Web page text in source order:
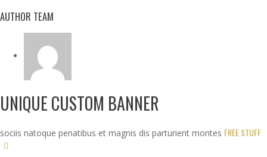
AUTHOR TEAM
UNIQUE CUSTOM BANNER
sociis natoque penatibus et magnis dis parturient montes FREE STUFF